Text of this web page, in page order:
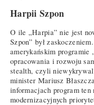
Harpii Szpon
O ile „Harpia” nie jest
Szpon” był
amerykańskim programie
opracowania i rozwoju
stealth, czyli
minister Mariusz
informacjach program ten
modernizacyjnych